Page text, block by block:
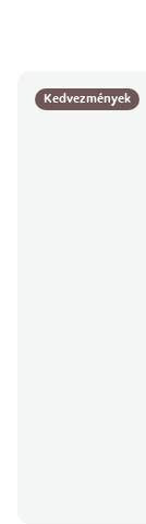
Kedvezmények